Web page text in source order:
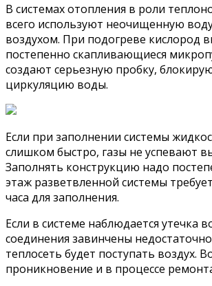
В системах отопления в роли
всего используют неочищенную
воздухом. При подогреве кислород
постепенно скапливающиеся
создают серьезную пробку,
циркуляцию воды.
Если при заполнении системы
слишком быстро, газы не успевают
Заполнять конструкцию надо
этаж разветвленной системы
часа для заполнения.
Если в системе наблюдается утечка
соединения завинчены
теплосеть будет поступать воздух.
проникновение и в процессе